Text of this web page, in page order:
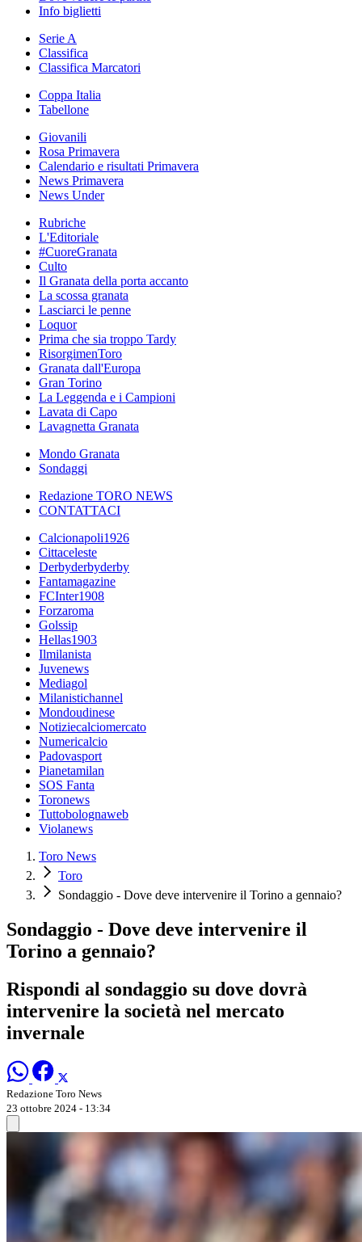
Info biglietti
Serie A
Classifica
Classifica Marcatori
Coppa Italia
Tabellone
Giovanili
Rosa Primavera
Calendario e risultati Primavera
News Primavera
News Under
Rubriche
L'Editoriale
#CuoreGranata
Culto
Il Granata della porta accanto
La scossa granata
Lasciarci le penne
Loquor
Prima che sia troppo Tardy
RisorgimenToro
Granata dall'Europa
Gran Torino
La Leggenda e i Campioni
Lavata di Capo
Lavagnetta Granata
Mondo Granata
Sondaggi
Redazione TORO NEWS
CONTATTACI
Calcionapoli1926
Cittaceleste
Derbyderbyderby
Fantamagazine
FCInter1908
Forzaroma
Golssip
Hellas1903
Ilmilanista
Juvenews
Mediagol
Milanistichannel
Mondoudinese
Notiziecalciomercato
Numericalcio
Padovasport
Pianetamilan
SOS Fanta
Toronews
Tuttobolognaweb
Violanews
Toro News
Toro
Sondaggio - Dove deve intervenire il Torino a gennaio?
Sondaggio - Dove deve intervenire il
Torino a gennaio?
Rispondi al sondaggio su dove dovrà
intervenire la società nel mercato
invernale
Redazione Toro News
23 ottobre 2024 - 13:34